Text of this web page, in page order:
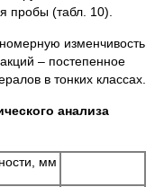
пробы (табл. 10).
изменчивость
– постепенное
в тонких классах.
анализа
мм